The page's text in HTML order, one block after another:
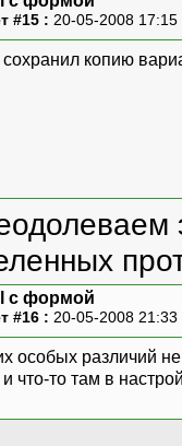
#15 : 20-05-2008
копию
с формой
#16 : 20-05-2008
особых различий
что-то там в